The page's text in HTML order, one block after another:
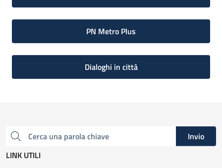
PN Metro Plus
Dialoghi in città
Cerca una parola chiave
Invio
LINK UTILI